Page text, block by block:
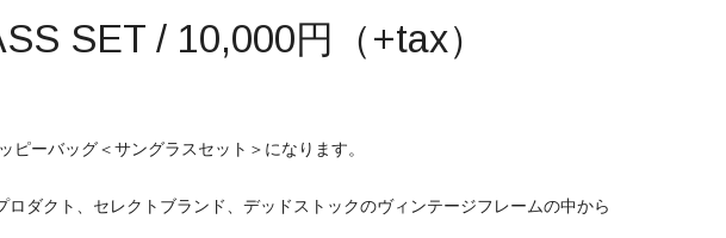
SET / 10,000円（+tax）
ピーバッグ＜サングラスセット＞になります。
ロダクト、セレクトブランド、デッドストックのヴィンテージフレームの中から